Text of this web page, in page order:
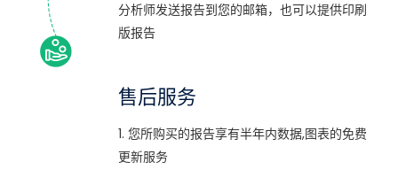
分析师发送报告到您的邮箱，也可以提供印刷
版报告
售后服务
1. 您所购买的报告享有半年内数据,图表的免费
更新服务